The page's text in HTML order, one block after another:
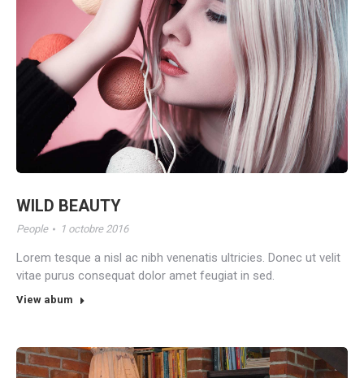
WILD BEAUTY
People 1 octobre 2016
Lorem tesque a nisl ac nibh venenatis ultricies. Donec ut velit
vitae purus consequat dolor amet feugiat in sed.
View abum